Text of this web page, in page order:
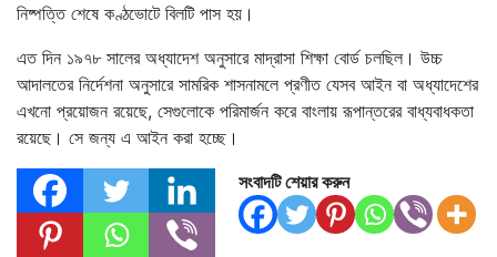
নিষ্পত্তি শেষে কণ্ঠভোটে বিলটি পাস হয়।
এত দিন ১৯৭৮ সালের অধ্যাদেশ অনুসারে মাদ্রাসা শিক্ষা বোর্ড চলছিল। উচ্চ
আদালতের নির্দেশনা অনুসারে সামরিক শাসনামলে প্রণীত যেসব আইন বা অধ্যাদেশের
এখনো প্রয়োজন রয়েছে, সেগুলোকে পরিমার্জন করে বাংলায় রূপান্তরের বাধ্যবাধকতা
রয়েছে। সে জন্য এ আইন করা হচ্ছে।
সংবাদটি শেয়ার করুন